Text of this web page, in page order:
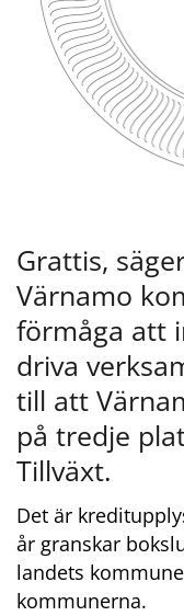
Grattis,
Värnamo
förmåga att
driva
till att
på tredje
Tillväxt.
Det är
år granskar
landets
kommunerna.